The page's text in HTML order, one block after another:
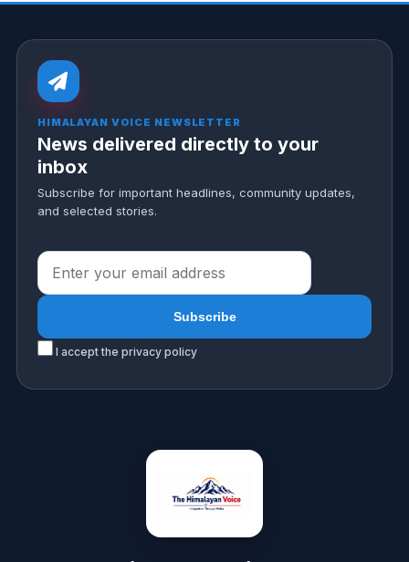
HIMALAYAN VOICE NEWSLETTER
News delivered directly to your
inbox
Subscribe for important headlines, community updates,
and selected stories.
I accept the privacy policy